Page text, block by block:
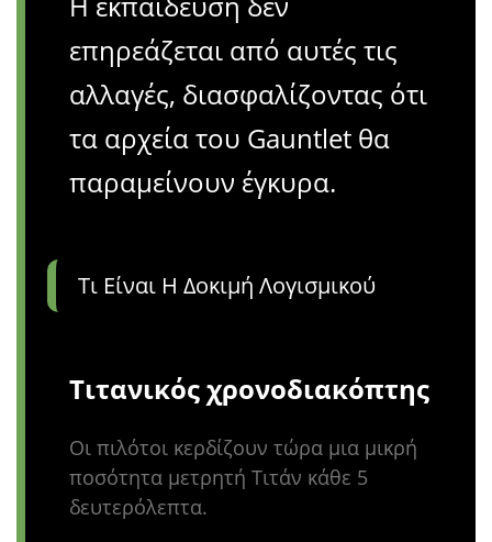
επηρεάζεται από αυτές τις
αλλαγές, διασφαλίζοντας ότι
τα αρχεία του Gauntlet θα
παραμείνουν έγκυρα.
Τι Είναι Η Δοκιμή Λογισμικού
Τιτανικός χρονοδιακόπτης
Οι πιλότοι κερδίζουν τώρα μια μικρή
ποσότητα μετρητή Τιτάν κάθε 5
δευτερόλεπτα.